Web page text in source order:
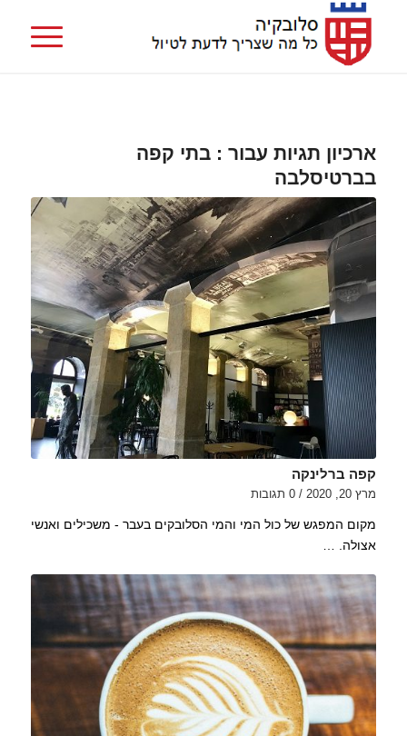
ארכיון תגיות עבור : בתי קפה
בברטיסלבה
קפה ברלינקה
מרץ 20, 2020 / 0 תגובות
מקום המפגש של כול המי והמי הסלובקים בעבר - משכילים ואנשי
אצולה. …